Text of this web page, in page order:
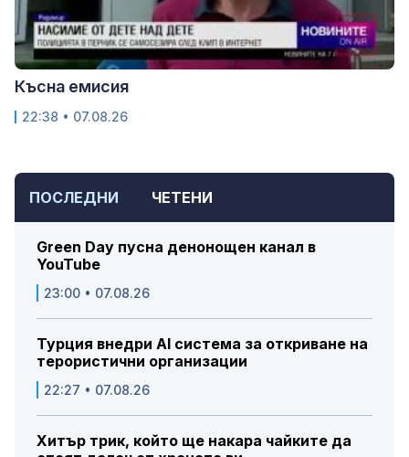
ПОСЛЕДНИ ЧЕТЕНИ
Green Day пусна денонощен канал в
YouTube
23:00 • 07.08.26
Турция внедри AI система за откриване на
терористични организации
22:27 • 07.08.26
Хитър трик, който ще накара чайките да
Късна емисия
22:38 • 07.08.26